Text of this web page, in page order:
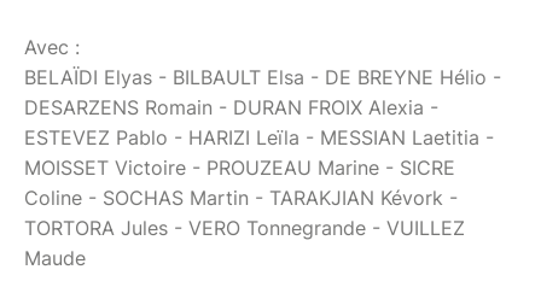
Avec :
BELAÏDI Elyas - BILBAULT Elsa - DE BREYNE Hélio -
DESARZENS Romain - DURAN FROIX Alexia -
ESTEVEZ Pablo - HARIZI Leïla - MESSIAN Laetitia -
MOISSET Victoire - PROUZEAU Marine - SICRE
Coline - SOCHAS Martin - TARAKJIAN Kévork -
TORTORA Jules - VERO Tonnegrande - VUILLEZ
Maude